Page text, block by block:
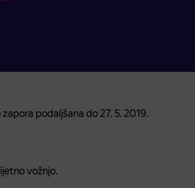
podaljšana do 27. 5. 2019.
vožnjo.